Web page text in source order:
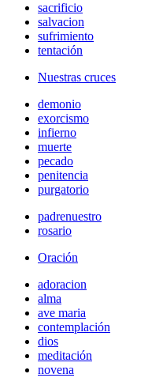
sacrificio
salvacion
sufrimiento
tentación
Nuestras cruces
demonio
exorcismo
infierno
muerte
pecado
penitencia
purgatorio
padrenuestro
rosario
Oración
adoracion
alma
ave maria
contemplación
dios
meditación
novena